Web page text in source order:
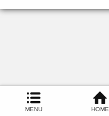
MENU HOME